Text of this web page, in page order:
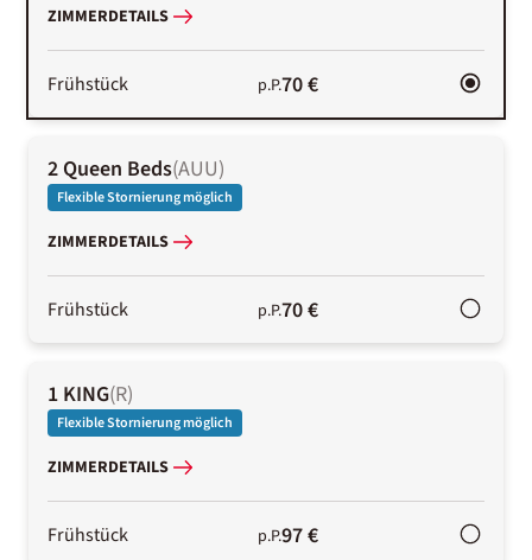
ZIMMERDETAILS
Frühstück p.P.70 €
2 Queen Beds(AUU)
Flexible Stornierung möglich
ZIMMERDETAILS
Frühstück p.P.70 €
1 KING(R)
Flexible Stornierung möglich
ZIMMERDETAILS
Frühstück p.P.97 €